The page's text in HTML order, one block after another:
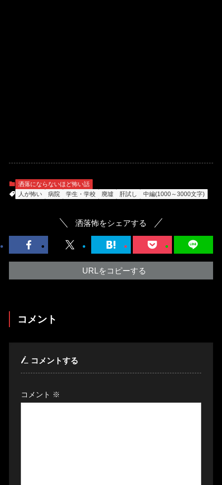
洒落にならないほど怖い話
人が怖い
病院 学生・学校 廃墟 肝試し 中編(1000～3000文字)
洒落怖をシェアする
URLをコピーする
コメント
コメントする
コメント ※